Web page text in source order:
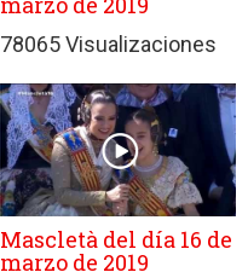
78065 Visualizaciones
Mascletà del día 16 de
marzo de 2019